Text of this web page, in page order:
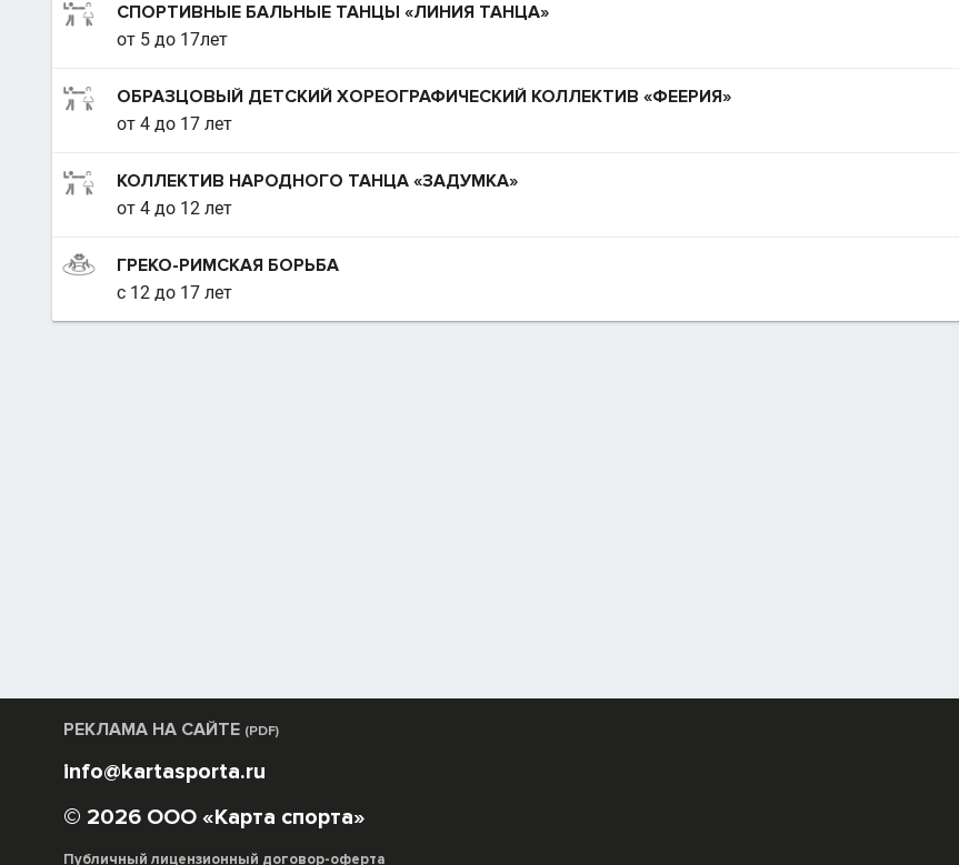
СПОРТИВНЫЕ БАЛЬНЫЕ ТАНЦЫ «ЛИНИЯ ТАНЦА»
от 5 до 17лет
ОБРАЗЦОВЫЙ ДЕТСКИЙ ХОРЕОГРАФИЧЕСКИЙ КОЛЛЕКТИВ «ФЕЕРИЯ»
от 4 до 17 лет
КОЛЛЕКТИВ НАРОДНОГО ТАНЦА «ЗАДУМКА»
от 4 до 12 лет
ГРЕКО-РИМСКАЯ БОРЬБА
с 12 до 17 лет
РЕКЛАМА НА САЙТЕ (PDF)
info@kartasporta.ru
© 2026 ООО «Карта спорта»
Публичный лицензионный договор-оферта